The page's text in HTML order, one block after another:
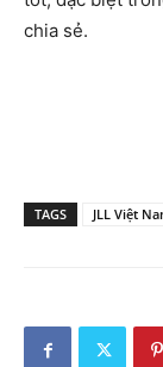
chia sẻ.
TAGS JLL Việt